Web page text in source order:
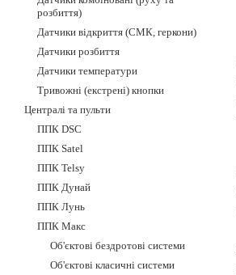
розбиття)
Датчики відкриття (СМК, геркони)
Датчики розбиття
Датчики температури
Тривожні (екстрені) кнопки
Централі та пульти
ППК DSC
ППК Satel
ППК Telsy
ППК Дунай
ППК Лунь
ППК Макс
Об'єктові бездротові системи
Об'єктові класичні системи